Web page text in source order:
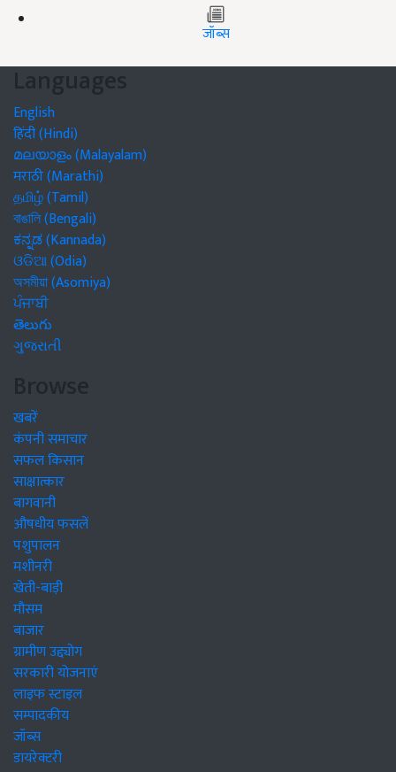
जॉब्स
Languages
English
हिंदी (Hindi)
മലയാളം (Malayalam)
मराठी (Marathi)
தமிழ் (Tamil)
বাঙালি (Bengali)
ಕನ್ನಡ (Kannada)
ଓଡିଆ (Odia)
অসমীয়া (Asomiya)
ਪੰਜਾਬੀ
తెలుగు
ગુજરાતી
Browse
खबरें
कंपनी समाचार
सफल किसान
साक्षात्कार
बागवानी
औषधीय फसलें
पशुपालन
मशीनरी
खेती-बाड़ी
मौसम
बाजार
ग्रामीण उद्द्योग
सरकारी योजनाएं
लाइफ स्टाइल
सम्पादकीय
जॉब्स
डायरेक्टरी